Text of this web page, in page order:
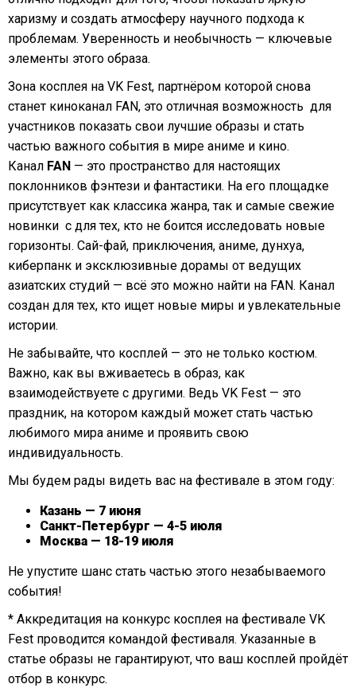
харизму и создать атмосферу научного подхода к
проблемам. Уверенность и необычность — ключевые
элементы этого образа.
Зона косплея на VK Fest, партнёром которой снова
станет киноканал FAN, это отличная возможность для
участников показать свои лучшие образы и стать
частью важного события в мире аниме и кино.
Канал FAN — это пространство для настоящих
поклонников фэнтези и фантастики. На его площадке
присутствует как классика жанра, так и самые свежие
новинки с для тех, кто не боится исследовать новые
горизонты. Сай-фай, приключения, аниме, дунхуа,
киберпанк и эксклюзивные дорамы от ведущих
азиатских студий — всё это можно найти на FAN. Канал
создан для тех, кто ищет новые миры и увлекательные
истории.
Не забывайте, что косплей — это не только костюм.
Важно, как вы вживаетесь в образ, как
взаимодействуете с другими. Ведь VK Fest — это
праздник, на котором каждый может стать частью
любимого мира аниме и проявить свою
индивидуальность.
Мы будем рады видеть вас на фестивале в этом году:
Казань — 7 июня
Санкт-Петербург — 4-5 июля
Москва — 18-19 июля
Не упустите шанс стать частью этого незабываемого
события!
* Аккредитация на конкурс косплея на фестивале VK
Fest проводится командой фестиваля. Указанные в
статье образы не гарантируют, что ваш косплей пройдёт
отбор в конкурс.